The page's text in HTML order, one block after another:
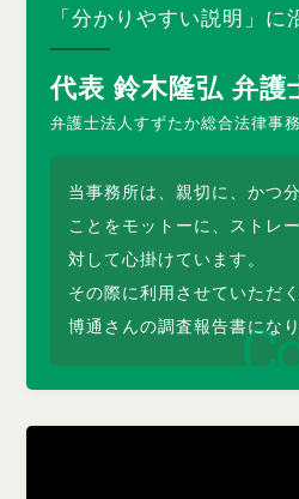
「分かりやすい説明」に
代表 鈴木隆弘 弁護
弁護士法人すずたか総合法律事
当事務所は、親切に、かつ
ことをモットーに、ストレ
対して心掛けています。
その際に利用させていただ
博通さんの調査報告書になり